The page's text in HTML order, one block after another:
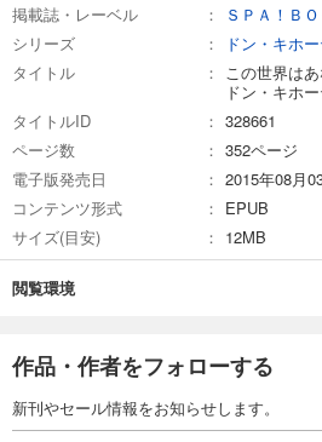
掲載誌・レーベル
ＳＰＡ！Ｂ
シリーズ
ドン・キホ
タイトル
この世界は
ドン・キホ
タイトルID
328661
ページ数
352ページ
電子版発売日
2015年08月
コンテンツ形式
EPUB
サイズ(目安)
12MB
閲覧環境
作品・作者をフォローする
新刊やセール情報をお知らせします。